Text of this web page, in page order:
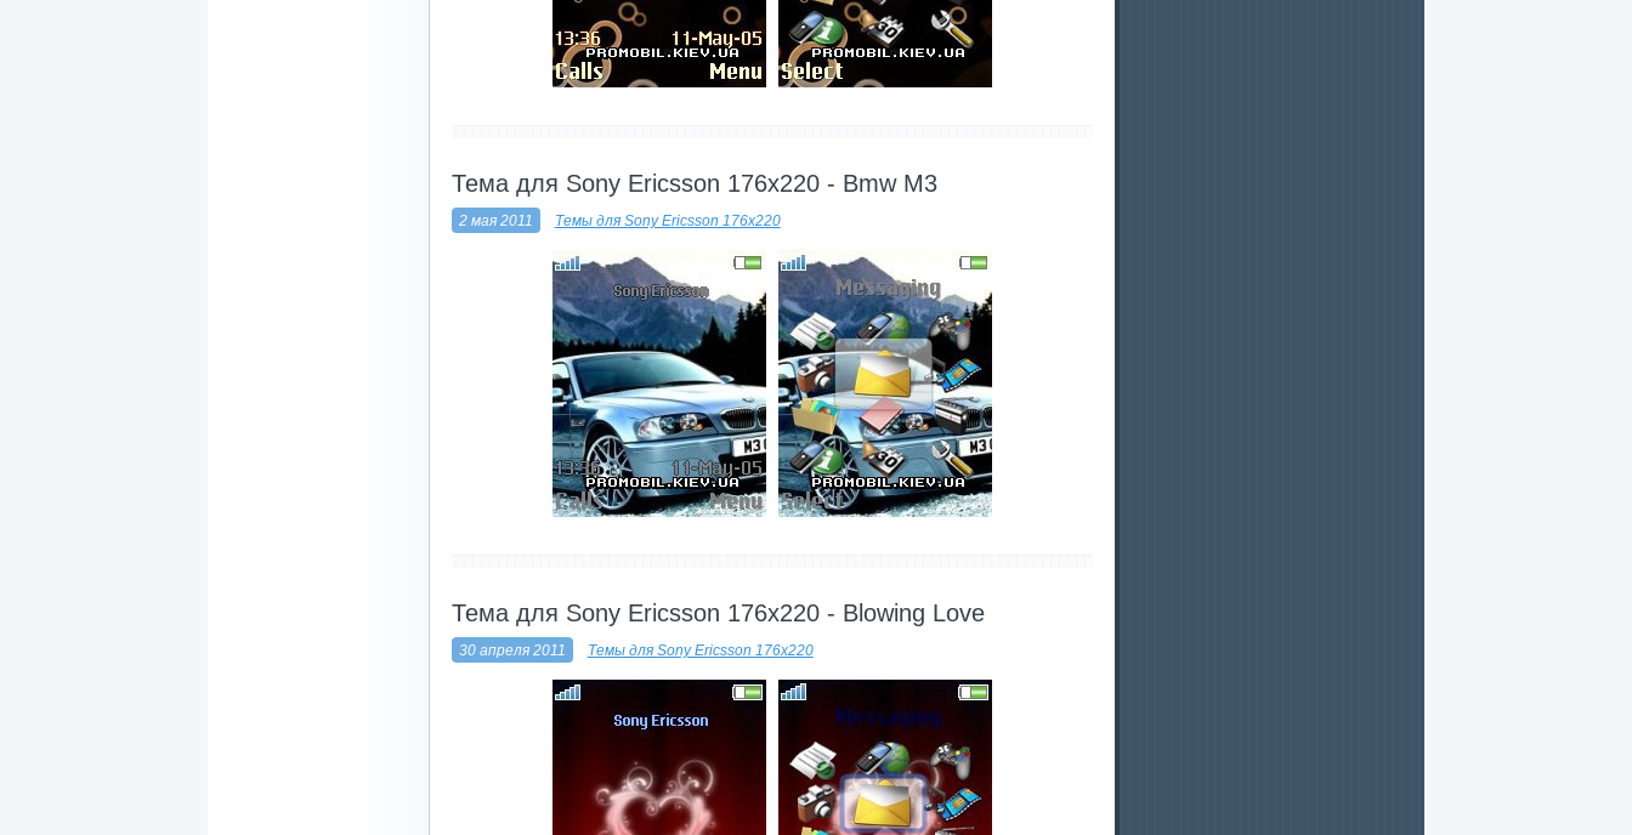
Тема для Sony Ericsson 176x220 - Bmw M3
2 мая 2011 Темы для Sony Ericsson 176x220
Тема для Sony Ericsson 176x220 - Blowing Love
30 апреля 2011 Темы для Sony Ericsson 176x220